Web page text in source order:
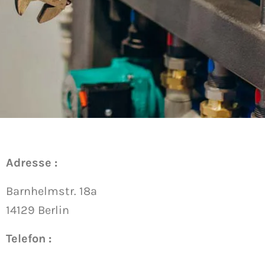
Adresse :
Barnhelmstr. 18a
14129 Berlin
Telefon :